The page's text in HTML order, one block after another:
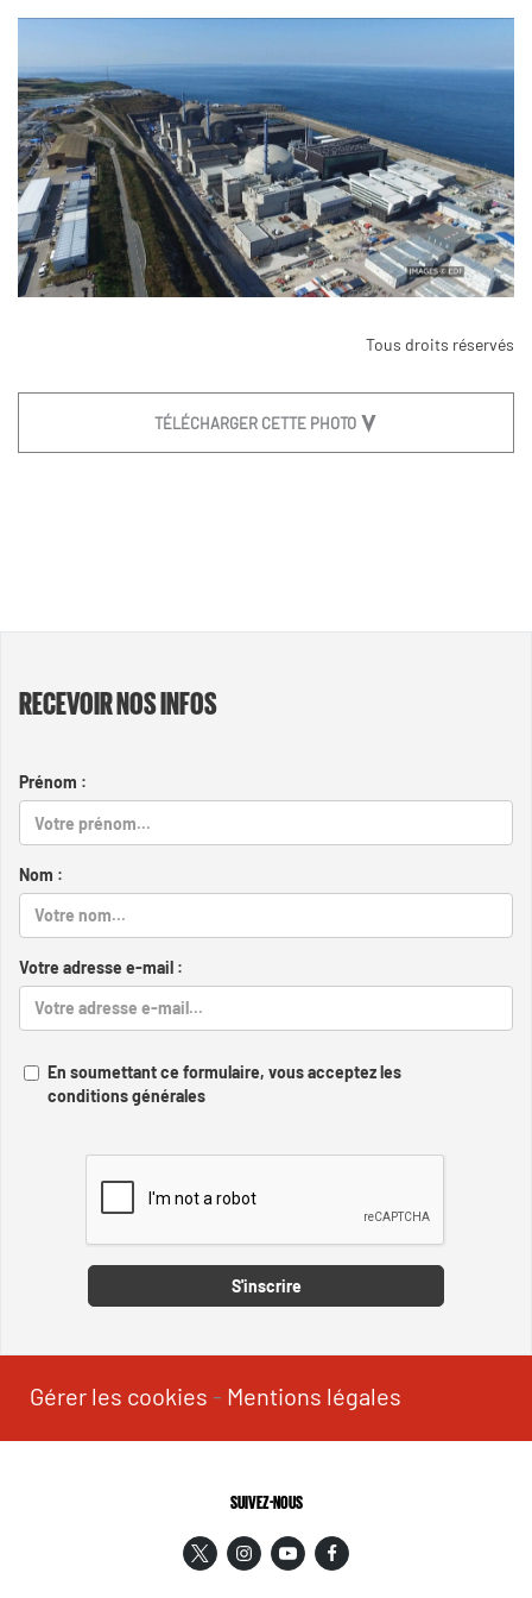
Tous droits réservés
TÉLÉCHARGER CETTE PHOTO
RECEVOIR NOS INFOS
Prénom :
Nom :
Votre adresse e-mail :
En soumettant ce formulaire, vous acceptez les
conditions générales
S'inscrire
Gérer les cookies - Mentions légales
SUIVEZ-NOUS